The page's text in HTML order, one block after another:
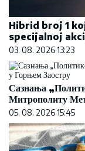
Hibrid broj 1
specijalnoj
03. 08. 2026 13:23
Сазнања
Митрополиту
05. 08. 2026 15:45